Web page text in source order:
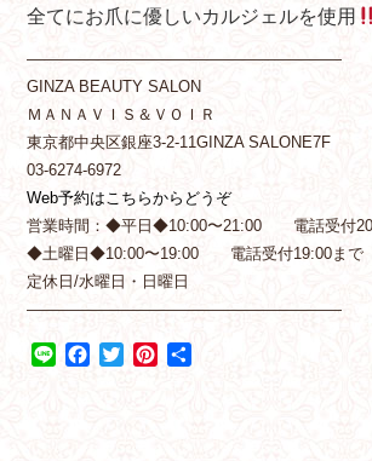
全てにお爪に優しいカルジェルを使用
————————————————————
GINZA BEAUTY SALON
ＭＡＮＡＶＩＳ＆ＶＯＩＲ
東京都中央区銀座3-2-11GINZA SALONE7F
03-6274-6972
Web予約はこちらからどうぞ
営業時間：◆平日◆10:00〜21:00 電話受付
◆土曜日◆10:00〜19:00 電話受付19:00まで
定休日/水曜日・日曜日
————————————————————
Line Facebook
TwitterPinterest